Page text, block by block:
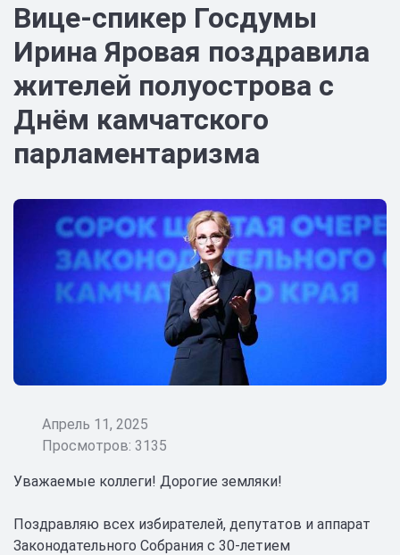
Вице-спикер Госдумы
Ирина Яровая поздравила
жителей полуострова с
Днём камчатского
парламентаризма
Апрель 11, 2025
Просмотров: 3135
Уважаемые коллеги! Дорогие земляки!
Поздравляю всех избирателей, депутатов и аппарат
Законодательного Собрания с 30-летием